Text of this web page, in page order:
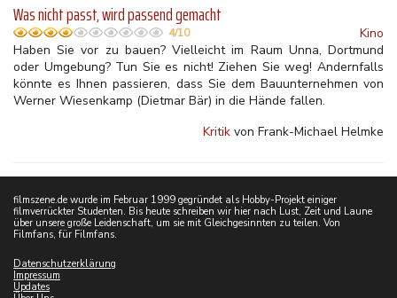
Was nicht passt, wird passend gemacht
4/10
Kino
Haben Sie vor zu bauen? Vielleicht im Raum Unna, Dortmund
oder Umgebung? Tun Sie es nicht! Ziehen Sie weg! Andernfalls
könnte es Ihnen passieren, dass Sie dem Bauunternehmen von
Werner Wiesenkamp (Dietmar Bär) in die Hände fallen.
Kritik von Frank-Michael Helmke
filmszene.de wurde im Februar 1999 gegründet als Hobby-Projekt einiger
filmverrückter Studenten. Bis heute schreiben wir hier nach Lust, Zeit und Laune
über unsere große Leidenschaft, um sie mit Gleichgesinnten zu teilen. Von
Filmfans, für Filmfans.
Datenschutzerklärung
Impressum
Updates